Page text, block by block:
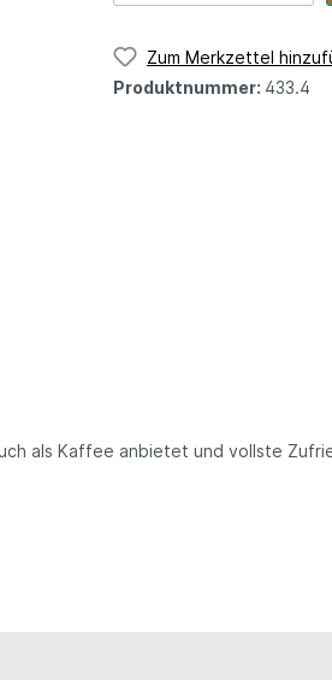
Zum Merkzettel
Produktnummer: 433.4
als Kaffee anbietet und vollste